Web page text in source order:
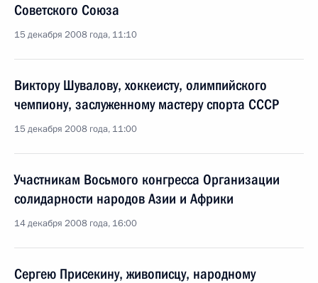
Советского Союза
15 декабря 2008 года, 11:10
Виктору Шувалову, хоккеисту, олимпийского
чемпиону, заслуженному мастеру спорта СССР
15 декабря 2008 года, 11:00
Участникам Восьмого конгресса Организации
солидарности народов Азии и Африки
14 декабря 2008 года, 16:00
Сергею Присекину, живописцу, народному